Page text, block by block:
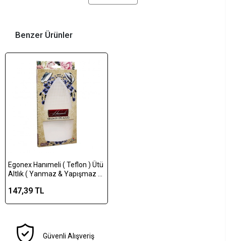
Benzer Ürünler
Egonex Hanımeli ( Teflon ) Ütü
Altlık ( Yanmaz & Yapışmaz &
147,39 TL
Güvenli Alışveriş